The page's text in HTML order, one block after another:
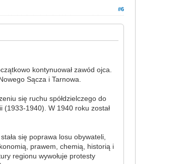
#6
kontynuował zawód ojca.
Sącza i Tarnowa.
się ruchu spółdzielczego do
(1933-1940). W 1940 roku został
się poprawa losu obywateli,
prawem, chemią, historią i
regionu wywołuje protesty